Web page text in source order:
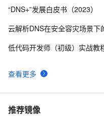
10iOS 防 DNS 污染方案调研
查看更多
“DNS+”发展白皮书（2023）
云解析DNS在安全容灾场景下
低代码开发师（初级）实战教
推荐镜像